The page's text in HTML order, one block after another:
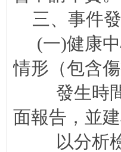
三、 事件
(一)健康
情形（包含
發生時間
面報告，並
以分析檢